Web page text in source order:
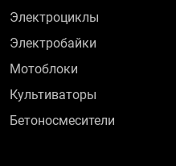
Электроциклы
Электробайки
Мотоблоки
Культиваторы
Бетоносмесители